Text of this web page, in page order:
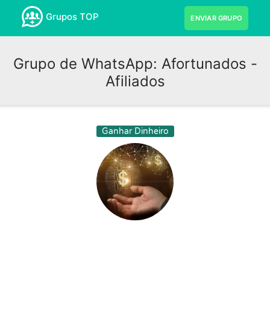
Grupos TOP ENVIAR GRUPO
Grupo de WhatsApp: Afortunados -
Afiliados
Ganhar Dinheiro